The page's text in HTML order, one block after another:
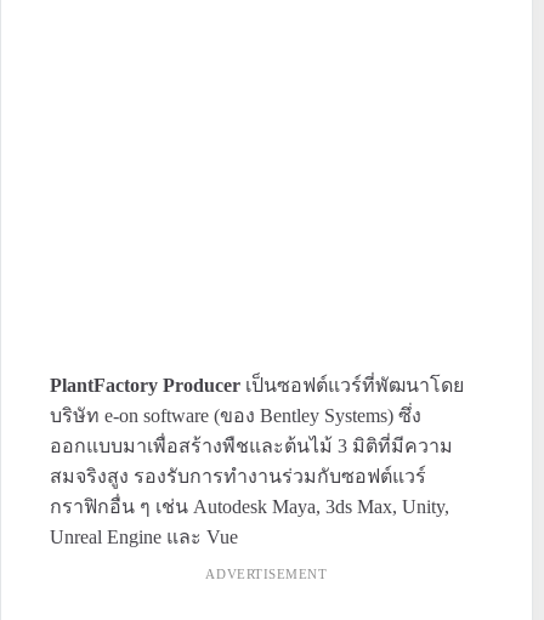
PlantFactory Producer เป็นซอฟต์แวร์ที่พัฒนาโดย
บริษัท e-on software (ของ Bentley Systems) ซึ่ง
ออกแบบมาเพื่อสร้างพืชและต้นไม้ 3 มิติที่มีความ
สมจริงสูง รองรับการทำงานร่วมกับซอฟต์แวร์
กราฟิกอื่น ๆ เช่น Autodesk Maya, 3ds Max, Unity,
Unreal Engine และ Vue
ADVERTISEMENT